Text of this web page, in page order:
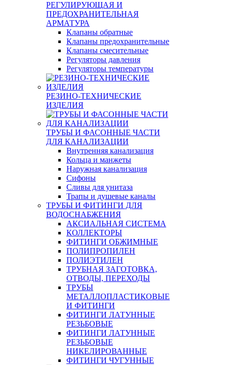
РЕГУЛИРУЮЩАЯ И
ПРЕДОХРАНИТЕЛЬНАЯ
АРМАТУРА
Клапаны обратные
Клапаны предохранительные
Клапаны смесительные
Регуляторы давления
Регуляторы температуры
РЕЗИНО-ТЕХНИЧЕСКИЕ
ИЗДЕЛИЯ
ТРУБЫ И ФАСОННЫЕ ЧАСТИ
ДЛЯ КАНАЛИЗАЦИИ
Внутренняя канализация
Кольца и манжеты
Наружная канализация
Сифоны
Сливы для унитаза
Трапы и душевые каналы
ТРУБЫ И ФИТИНГИ ДЛЯ
ВОДОСНАБЖЕНИЯ
АКСИАЛЬНАЯ СИСТЕМА
КОЛЛЕКТОРЫ
ФИТИНГИ ОБЖИМНЫЕ
ПОЛИПРОПИЛЕН
ПОЛИЭТИЛЕН
ТРУБНАЯ ЗАГОТОВКА,
ОТВОДЫ, ПЕРЕХОДЫ
ТРУБЫ
МЕТАЛЛОПЛАСТИКОВЫЕ
И ФИТИНГИ
ФИТИНГИ ЛАТУННЫЕ
РЕЗЬБОВЫЕ
ФИТИНГИ ЛАТУННЫЕ
РЕЗЬБОВЫЕ
НИКЕЛИРОВАННЫЕ
ФИТИНГИ ЧУГУННЫЕ